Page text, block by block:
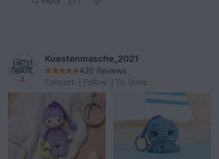
Kuestenmasche_2021
420 Reviews
Contact
Follow To Store